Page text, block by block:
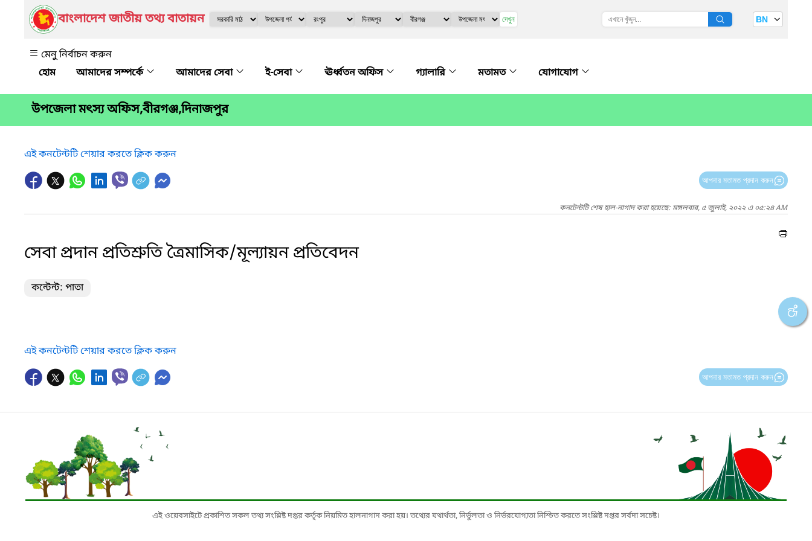
বাংলাদেশ জাতীয় তথ্য বাতায়ন দেখুন BN
মেনু নির্বাচন করুন
আমাদের সম্পর্কে
আমাদের সেবা ই-সেবা ঊর্ধ্বতন অফিস গ্যালারি মতামত যোগাযোগ
উপজেলা মৎস্য অফিস,বীরগঞ্জ,দিনাজপুর
এই কনটেন্টটি শেয়ার করতে ক্লিক করুন
আপনার মতামত প্রদান করুন
কনটেন্টটি শেষ হাল-নাগাদ করা হয়েছে: মঙ্গলবার, ৫ জুলাই, ২০২২ এ ০৫:২৪ AM
সেবা প্রদান প্রতিশ্রুতি ত্রৈমাসিক/মূল্যায়ন প্রতিবেদন
কন্টেন্ট: পাতা
এই কনটেন্টটি শেয়ার করতে ক্লিক করুন
আপনার মতামত প্রদান করুন
এই ওয়েবসাইটে প্রকাশিত সকল তথ্য সংশ্লিষ্ট দপ্তর কর্তৃক নিয়মিত হালনাগাদ করা হয়। তথ্যের যথার্থতা, নির্ভুলতা ও নির্ভরযোগ্যতা নিশ্চিত করতে সংশ্লিষ্ট দপ্তর সর্বদা সচেষ্ট।